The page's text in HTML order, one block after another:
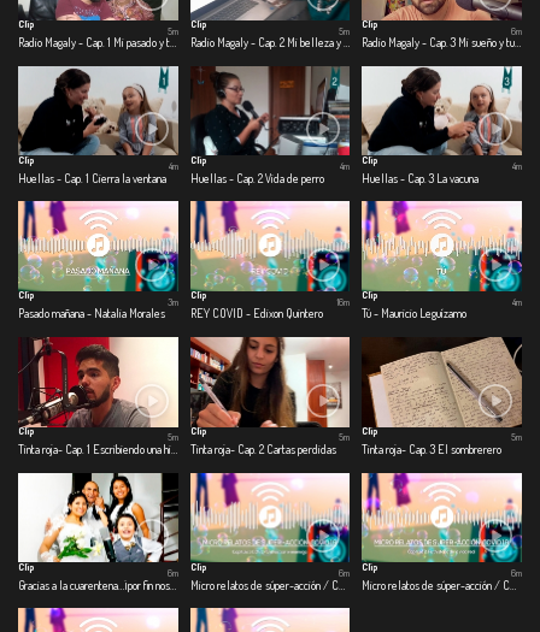
Clip
5m
Clip
5m
Clip
6m
Clip
Huellas - Cap. 1 Cierra la ventana
4m
Clip
Huellas - Cap. 2 Vida de perro
4m
Clip
Huellas - Cap. 3 La vacuna
4m
Clip
Pasado mañana - Natalia Morales
3m
Clip
REY COVID - Edixon Quintero
16m
Clip
Tú - Mauricio Leguízamo
4m
Clip
5m
Clip
Tinta roja- Cap. 2 Cartas perdidas
5m
Clip
Tinta roja- Cap. 3 El sombrerero
5m
Clip
6m
Clip
Micro relatos de súper-acción / COVID – 19 - Cap 1. Covid-viendo con el enemigo
6m
Clip
6m